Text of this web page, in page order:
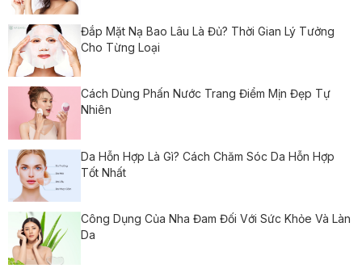
Đắp Mặt Nạ Bao Lâu Là Đủ? Thời Gian Lý Tưởng
Cho Từng Loại
Cách Dùng Phấn Nước Trang Điểm Mịn Đẹp Tự
Nhiên
Da Hỗn Hợp Là Gì? Cách Chăm Sóc Da Hỗn Hợp
Tốt Nhất
Công Dụng Của Nha Đam Đối Với Sức Khỏe Và Làn
Da